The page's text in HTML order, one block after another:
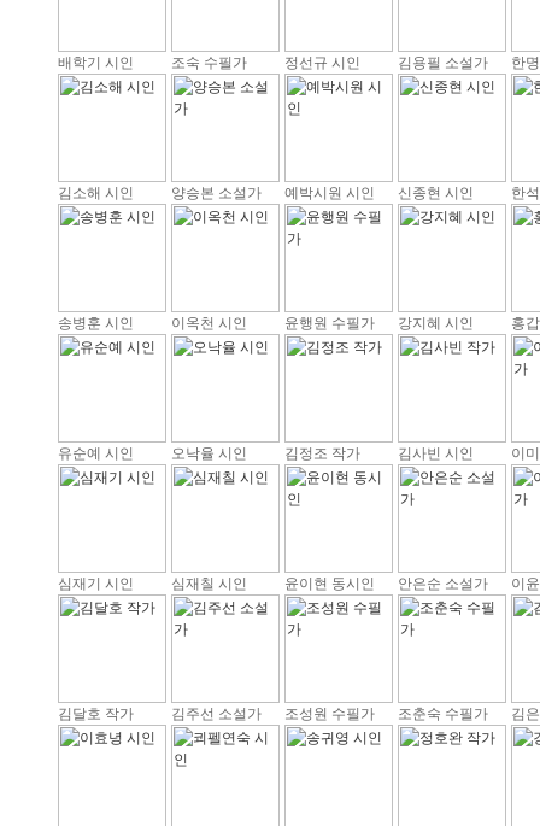
배학기 시인 조숙 수필가 정선규 시인 김용필 소설가 한
김소해 시인 양승본 소설가 예박시원 시인 신종현 시인 한
송병훈 시인 이옥천 시인 윤행원 수필가 강지혜 시인 홍
유순예 시인 오낙율 시인 김정조 작가 김사빈 시인 이
심재기 시인 심재칠 시인 윤이현 동시인 안은순 소설가 이
김달호 작가 김주선 소설가 조성원 수필가 조춘숙 수필가 김